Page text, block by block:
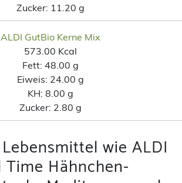
Zucker: 11.20 g
ALDI GutBio Kerne Mix
573.00 Kcal
Fett: 48.00 g
Eiweis: 24.00 g
KH: 8.00 g
Zucker: 2.80 g
wie ALDI
Time Hähnchen-